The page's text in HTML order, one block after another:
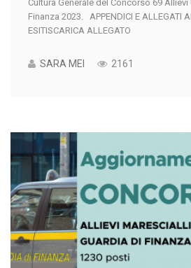
Cultura Generale del Concorso 69
Finanza 2023. APPENDICI E ALLEGATI
ESITISCARICA ALLEGATO
SARA MEI 2161